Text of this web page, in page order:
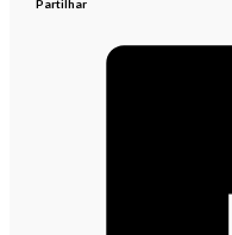
Partilhar